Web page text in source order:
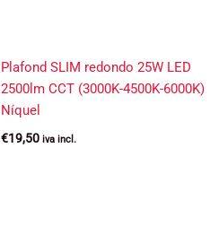
Plafond SLIM redondo 25W LED
2500lm CCT (3000K-4500K-6000K)
Níquel
€19,50 iva incl.